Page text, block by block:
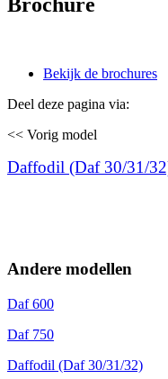
Bekijk de brochures
Deel deze pagina via:
<< Vorig model
Daffodil (Daf 30/31/
Andere modellen
Daf 600
Daf 750
Daffodil (Daf 30/31/32)